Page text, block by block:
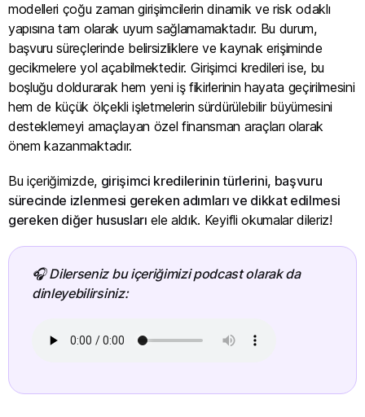
modelleri çoğu zaman girişimcilerin dinamik ve risk odaklı
yapısına tam olarak uyum sağlamamaktadır. Bu durum,
başvuru süreçlerinde belirsizliklere ve kaynak erişiminde
gecikmelere yol açabilmektedir. Girişimci kredileri ise, bu
boşluğu doldurarak hem yeni iş fikirlerinin hayata geçirilmesini
hem de küçük ölçekli işletmelerin sürdürülebilir büyümesini
desteklemeyi amaçlayan özel finansman araçları olarak
önem kazanmaktadır.
Bu içeriğimizde, girişimci kredilerinin türlerini, başvuru
sürecinde izlenmesi gereken adımları ve dikkat edilmesi
gereken diğer hususları ele aldık. Keyifli okumalar dileriz!
🎧 Dilerseniz bu içeriğimizi podcast olarak da
dinleyebilirsiniz: